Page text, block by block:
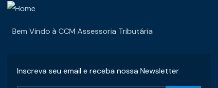
Bem Vindo à CCM Assessoria Tributária
Inscreva seu email e receba nossa Newsletter